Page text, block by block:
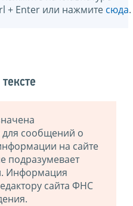
+ Enter или нажмите сюда.
для сообщений о
на сайте
подразумевает
Информация
сайта ФНС